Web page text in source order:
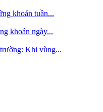
khoán tuần...
khoán ngày...
Khi vùng...